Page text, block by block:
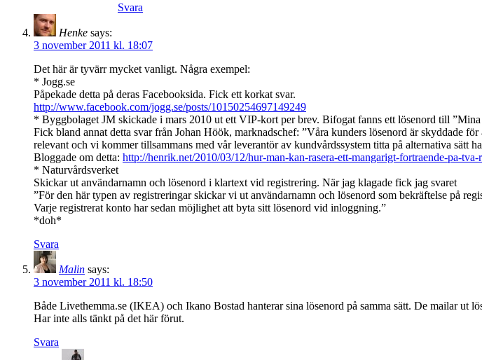
Svara
Henke says:
3 november 2011 kl. 18:07
Det här är tyvärr mycket vanligt. Några exempel:
* Jogg.se
Påpekade detta på deras Facebooksida. Fick ett korkat svar.
http://www.facebook.com/jogg.se/posts/10150254697149249
* Byggbolaget JM skickade i mars 2010 ut ett VIP-kort per brev. Bifogat fanns ett lösenord till
Fick bland annat detta svar från Johan Höök, marknadschef: ”Våra kunders lösenord är skyddade
relevant och vi kommer tillsammans med vår leverantör av kundvårdssystem titta på alternativa sätt
Bloggade om detta: http://henrik.net/2010/03/12/hur-man-kan-rasera-ett-mangarigt-fortraende-pa-tva-
* Naturvårdsverket
Skickar ut användarnamn och lösenord i klartext vid registrering. När jag klagade fick jag svaret
”För den här typen av registreringar skickar vi ut användarnamn och lösenord som bekräftelse på
Varje registrerat konto har sedan möjlighet att byta sitt lösenord vid inloggning.”
*doh*
Svara
Malin says:
3 november 2011 kl. 18:50
Både Livethemma.se (IKEA) och Ikano Bostad hanterar sina lösenord på samma sätt. De mailar ut
Har inte alls tänkt på det här förut.
Svara